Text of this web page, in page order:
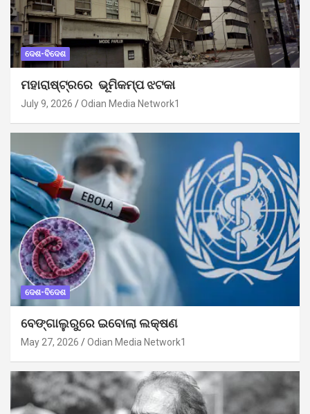
ଦେଶ-ବିଦେଶ
ମହାରାଷ୍ଟ୍ରରେ ଭୂମିକମ୍ପ ଝଟକା
July 9, 2026 Odian Media Network1
ଦେଶ-ବିଦେଶ
ବେଙ୍ଗାଲୁରୁରେ ଇବୋଲା ଲକ୍ଷଣ
May 27, 2026 Odian Media Network1